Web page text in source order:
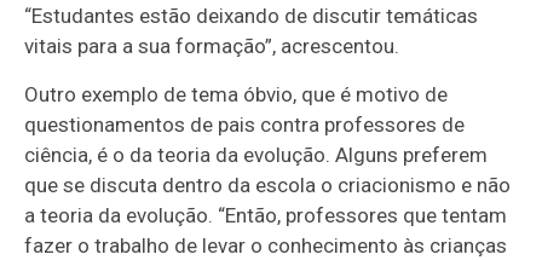
“Estudantes estão deixando de discutir temáticas
vitais para a sua formação”, acrescentou.
Outro exemplo de tema óbvio, que é motivo de
questionamentos de pais contra professores de
ciência, é o da teoria da evolução. Alguns preferem
que se discuta dentro da escola o criacionismo e não
a teoria da evolução. “Então, professores que tentam
fazer o trabalho de levar o conhecimento às crianças